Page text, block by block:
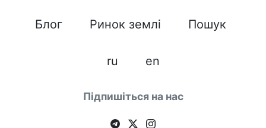
Блог Ринок землі Пошук
ru en
Підпишіться на нас